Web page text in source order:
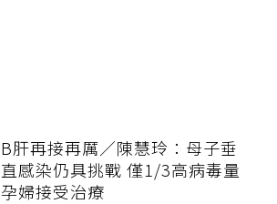
B肝再接再厲／陳慧玲：母子垂
直感染仍具挑戰 僅1/3高病毒量
孕婦接受治療